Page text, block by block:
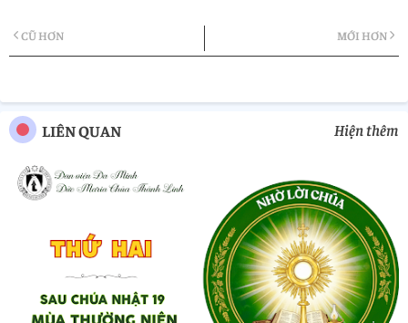
MỚI HƠN
CŨ HƠN
LIÊN QUAN Hiện thêm